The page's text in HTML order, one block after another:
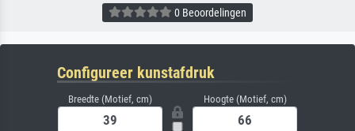
0 Beoordelingen
Configureer kunstafdruk
Breedte (Motief, cm) Hoogte (Motief, cm)